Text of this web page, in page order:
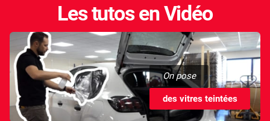
Les tutos en Vidéo
On pose
des vitres teintées